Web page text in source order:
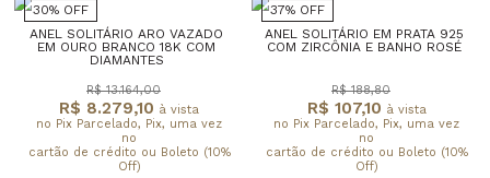
30% OFF
ANEL SOLITÁRIO ARO VAZADO
EM OURO BRANCO 18K COM
DIAMANTES
R$ 8.279,10 à vista
no Pix Parcelado, Pix, uma vez
no
cartão de crédito ou Boleto (10%
Off)
R$ 13.164,00
37% OFF
ANEL SOLITÁRIO EM PRATA 925
COM ZIRCÔNIA E BANHO ROSÉ
R$ 107,10 à vista
no Pix Parcelado, Pix, uma vez
no
cartão de crédito ou Boleto (10%
Off)
R$ 188,80